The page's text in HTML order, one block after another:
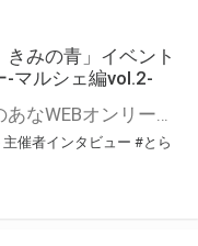
きみの青」イベント
-マルシェ編vol.2-
こんにちは、とらのあなWEBオンリー運営スタッフです。 新たにお届けする、イベント主催者インタビュー-マルシェ編-は、 とらのあなWEBオンリー「マルシェ」をご利用の主催様に 「マルシェ」を使ってイベントを開催した感想や心がけをお聞きする企画です。 今回は、WEBオンリー初開催「駄菓子と唐揚げ、きみの青」より、 主催のぎこ六屋様にお話を伺いました。 協力：ぎこ六屋様／イベント公式Twitter（@krkgwks） とらのあなWEBオンリー「マルシェ」とは？ WEBオンリーでリアルタイムでコミュニケーションがとれるオンライン会場です。
催者インタビュー #とら